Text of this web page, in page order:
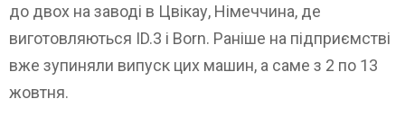
до двох на заводі в Цвікау, Німеччина, де
виготовляються ID.3 і Born. Раніше на підприємстві
вже зупиняли випуск цих машин, а саме з 2 по 13
жовтня.